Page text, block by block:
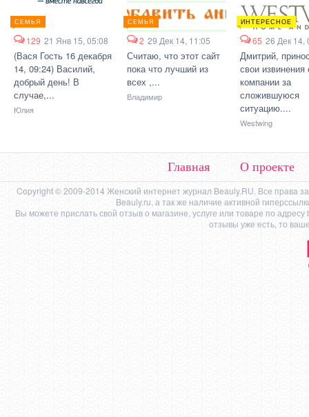
СЕМЬЯ
129 21 Янв 15, 05:08
(Вася Гость 16 декабря
14, 09:24) Василий,
добрый день! В
случае,...
Юлия
СЕМЬЯ
2 29 Дек 14, 11:05
Считаю, что этот сайт
пока что лучший из
всех ,...
Владимир
ИНТЕРЕСНОЕ
65 26 Дек 14,
Дмитрий,
свои извинения
компании за
сложившуюся
ситуацию....
Westwing
Главная О проекте
Copyright © 2009-2014 Женский интернет журнал Beauly.RU. Все права
Beauly.ru, а так же наличие активной
Вы можете прислать свой отзыв о магазине, услуге или товаре по адресу
отзывы уже есть, то